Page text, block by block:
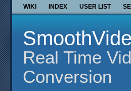
WIKI INDEX USER LIST
Real Time
Conversion